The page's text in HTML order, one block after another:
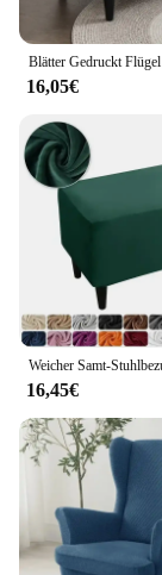
16,05€
16,45€